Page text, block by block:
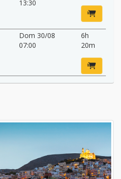
13:30
Dom 30/08
07:00
6h
20m